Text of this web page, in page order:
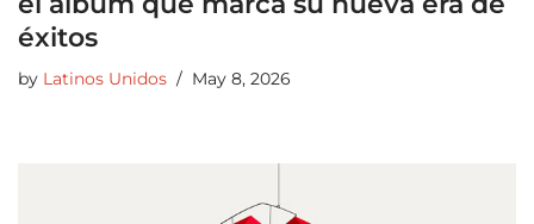
éxitos
by Latinos Unidos May 8, 2026